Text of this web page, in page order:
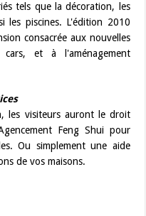
tels que la décoration, les
les piscines. L'édition 2010
consacrée aux nouvelles
cars, et à l'aménagement
les visiteurs auront le droit
Feng Shui pour
Ou simplement une aide
de vos maisons.